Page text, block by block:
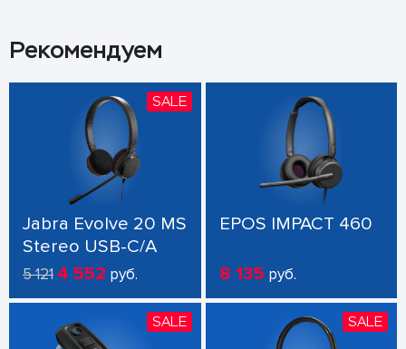
Рекомендуем
SALE
Jabra Evolve 20 MS
Stereo USB-C/A
5 121 4 552 руб.
EPOS IMPACT 460
8 135 руб.
SALE SALE